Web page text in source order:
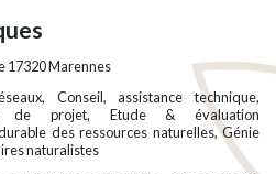
17320 Marennes
Conseil, assistance technique,
de projet, Etude & évaluation
des ressources naturelles, Génie
naturalistes